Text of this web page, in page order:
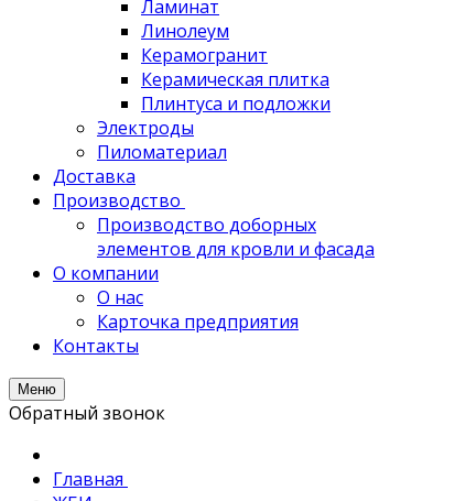
Ламинат
Линолеум
Керамогранит
Керамическая плитка
Плинтуса и подложки
Электроды
Пиломатериал
Доставка
Производство
Производство доборных
элементов для кровли и фасада
О компании
О нас
Карточка предприятия
Контакты
Меню
Обратный звонок
Главная